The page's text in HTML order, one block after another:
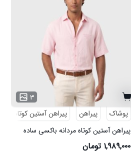
۳
پوشاک
پیراهن
پیراهن آستین کوتاه
پیراهن آستین کوتاه مردانه باکسی ساده
لینن صورتی مدل 50964
۱,۹۸۹,۰۰۰ تومان